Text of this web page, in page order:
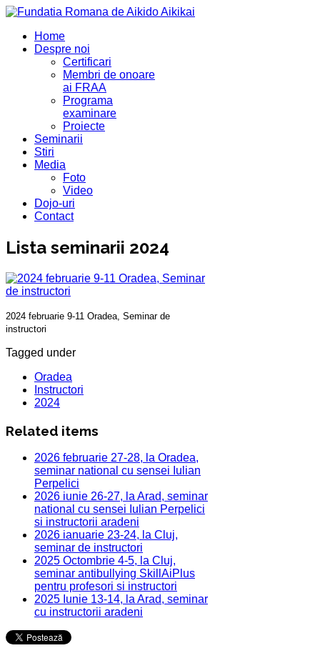
Home
Despre noi
Certificari
Membri de onoare
ai FRAA
Programa
examinare
Proiecte
Seminarii
Stiri
Media
Foto
Video
Dojo-uri
Contact
Lista seminarii 2024
2024 februarie 9-11 Oradea, Seminar de
instructori
Tagged under
Oradea
Instructori
2024
Related items
2026 februarie 27-28, la Oradea,
seminar national cu sensei Iulian
Perpelici
2026 iunie 26-27, la Arad, seminar
national cu sensei Iulian Perpelici
si instructorii aradeni
2026 ianuarie 23-24, la Cluj,
seminar de instructori
2025 Octombrie 4-5, la Cluj,
seminar antibullying SkillAiPlus
pentru profesori si instructori
2025 Iunie 13-14, la Arad, seminar
cu instructorii aradeni